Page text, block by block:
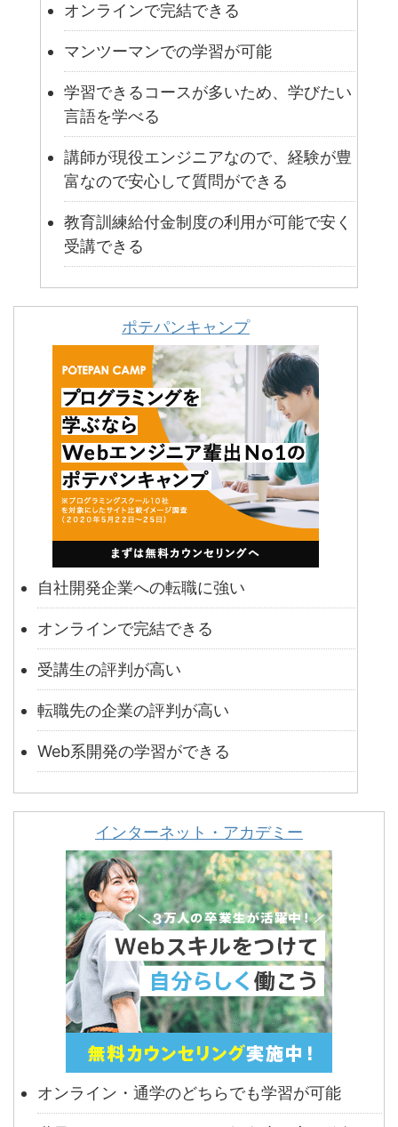
オンラインで完結できる
マンツーマンでの学習が可能
学習できるコースが多いため、学びたい
言語を学べる
講師が現役エンジニアなので、経験が豊
富なので安心して質問ができる
教育訓練給付金制度の利用が可能で安く
受講できる
ポテパンキャンプ
自社開発企業への転職に強い
オンラインで完結できる
受講生の評判が高い
転職先の企業の評判が高い
Web系開発の学習ができる
インターネット・アカデミー
オンライン・通学のどちらでも学習が可能